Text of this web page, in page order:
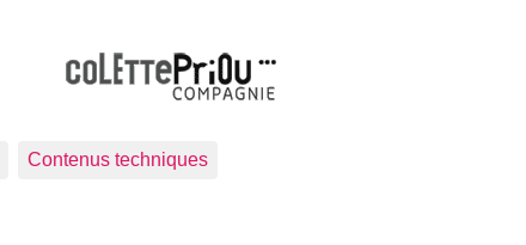
Contenus techniques